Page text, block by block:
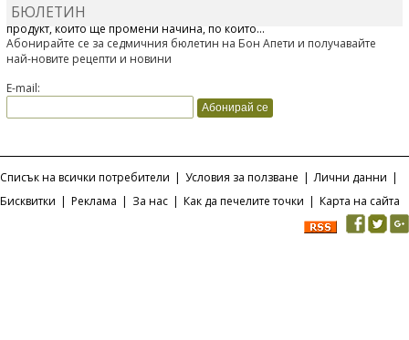
Отскоро Лесафр България стартира предлагането на изцяло нов
продукт, който ще промени начина, по който...
БЮЛЕТИН
Абонирайте се за седмичния бюлетин на Бон Апети и получавайте
най-новите рецепти и новини
E-mail:
Списък на всички потребители | Условия за ползване | Лични данни |
Бисквитки | Реклама | За нас | Как да печелите точки | Карта на сайта